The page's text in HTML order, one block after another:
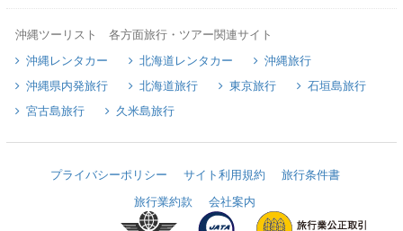
沖縄ツーリスト 各方面旅行・ツアー関連サイト
沖縄レンタカー
北海道レンタカー
沖縄旅行
沖縄県内発旅行
北海道旅行 東京旅行
石垣島旅行
宮古島旅行
久米島旅行
プライバシーポリシー サイト利用規約
旅行条件書
旅行業約款
会社案内